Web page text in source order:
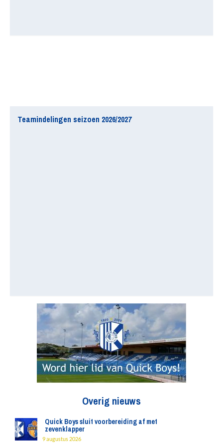
Teamindelingen seizoen 2026/2027
Overig nieuws
Quick Boys sluit voorbereiding af met
zevenklapper
9 augustus 2026